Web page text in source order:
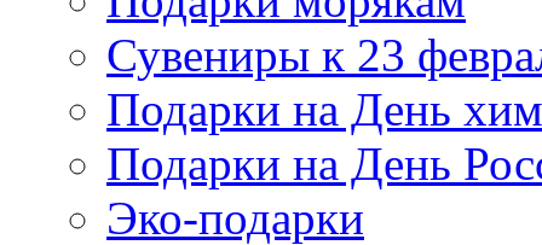
Сувениры к 23
Подарки на День
Подарки на День
Эко-подарки